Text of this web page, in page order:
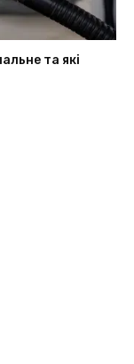
та які